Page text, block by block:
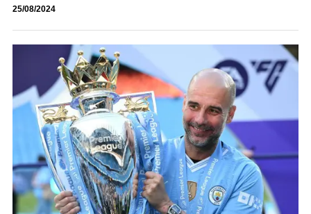
25/08/2024